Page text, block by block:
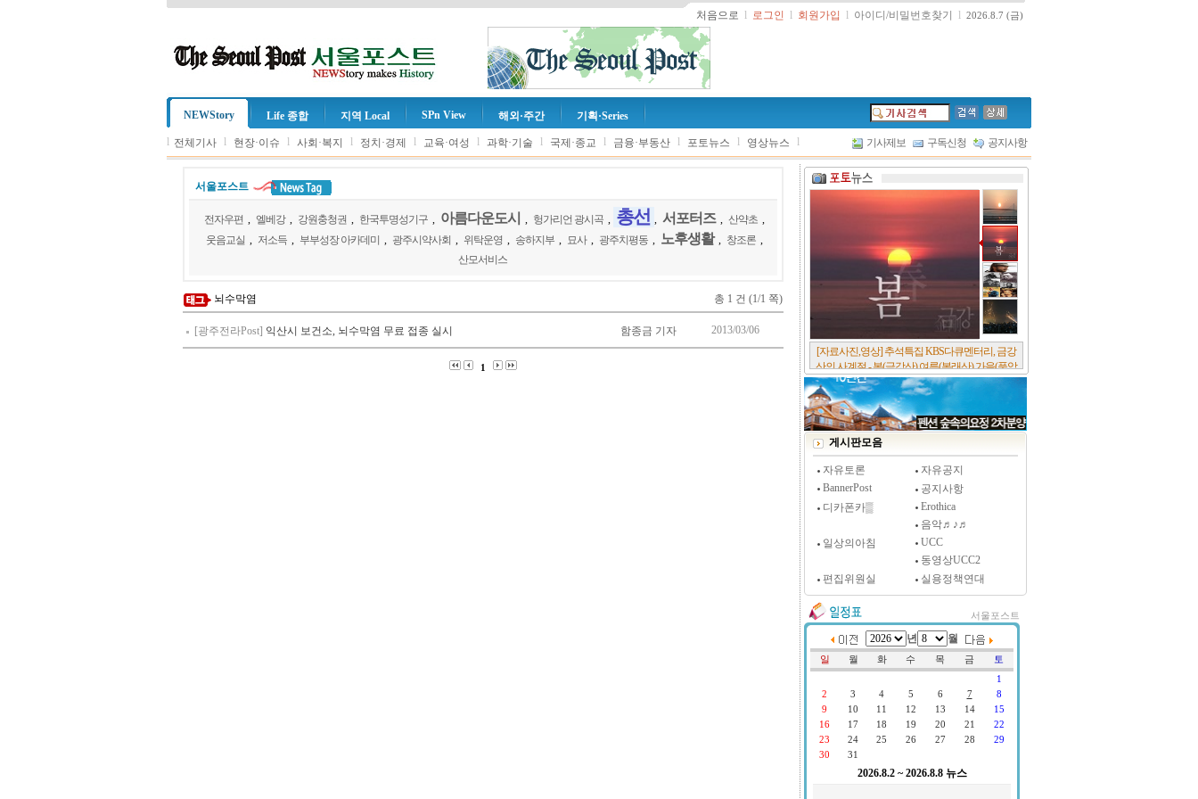
처음으로 l 로그인 l 회원가입 l 아이디/비밀번호찾기 l 2026.8.7 (금)
NEWStory Life 종합 지역 Local SPn View 해외·주간 기획·Series
l 전체기사 l 현장·이슈 l 사회·복지 l 정치·경제 l 교육·여성 l 과학·기술 l 국제·종교 l 금융·부동산 l 포토뉴스 l 영상뉴스 l 기사제보 구독신청 공지사항
서울포스트
전자우편 엘베강 강원충청권 한국투명성기구 아름다운도시 헝가리언 광시곡 총선 서포터즈 산약초
웃음교실
저소득 부부성장 아카데미 광주시약사회 위탁운영 송하지부 묘사 광주치평동 노후생활 창조론
산모서비스
뇌수막염 총 1 건 (1/1 쪽)
[광주전라Post] 익산시 보건소, 뇌수막염 무료 접종 실시 함종금 기자 2013/03/06
1
[자료사진,영상] 추석특집 KBS다큐멘터리, 금강
산의 사계절 - 봄(금강산),여름(봉래산),가을(풍악
산),겨울(개골산).. 유네스코 는 지난 7월 금강산을
세계유산에 등재
게시판모음
자유토론
자유공지
BannerPost
공지사항
디카폰카▒
Erothica
음악♬♪♬
일상의아침
UCC
동영상UCC2
편집위원실
실용정책연대
서울포스트